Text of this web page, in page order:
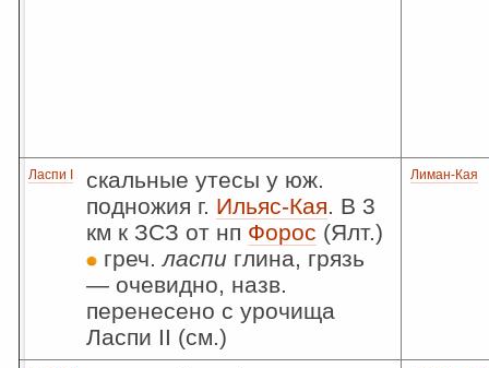
Ласпи I
скальные утесы у юж.
подножия г. Ильяс-Кая. В 3
км к ЗСЗ от нп Форос (Ялт.)
греч.ласпи глина, грязь
— очевидно, назв.
перенесено с урочища
Ласпи II (см.)
Лиман-Кая